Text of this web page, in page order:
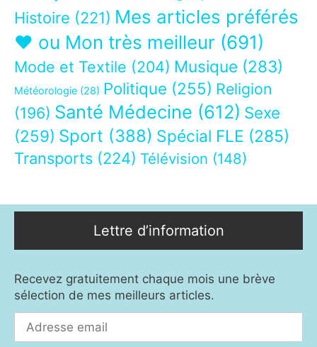
Histoire (221) Mes articles préférés
❤ ou Mon très meilleur (691)
Mode et Textile (204) Musique (283)
Météorologie (28) Politique (255) Religion
(196) Santé Médecine (612) Sexe
(259) Sport (388) Spécial FLE (285)
Transports (224) Télévision (148)
Lettre d’information
Recevez gratuitement chaque mois une brève
sélection de mes meilleurs articles.